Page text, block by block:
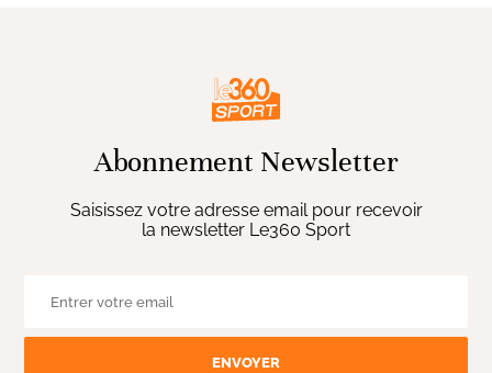
Abonnement Newsletter
Saisissez votre adresse email pour recevoir
la newsletter Le360 Sport
ENVOYER